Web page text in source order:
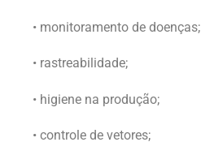
• monitoramento de doenças;
• rastreabilidade;
• higiene na produção;
• controle de vetores;